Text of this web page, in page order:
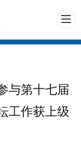
与第十七届
工作获上级